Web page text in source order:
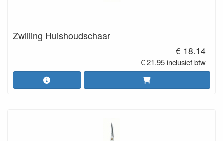
Zwilling Huishoudschaar
€ 18.14
€ 21.95 inclusief btw